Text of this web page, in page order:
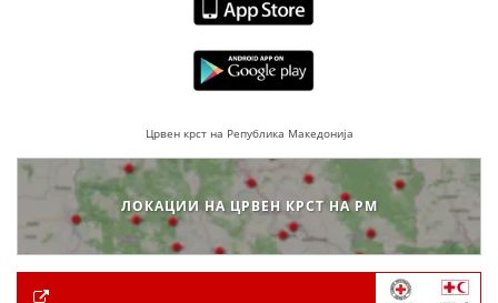
Црвен крст на Република Македонија
ЛОКАЦИИ НА ЦРВЕН КРСТ НА РМ